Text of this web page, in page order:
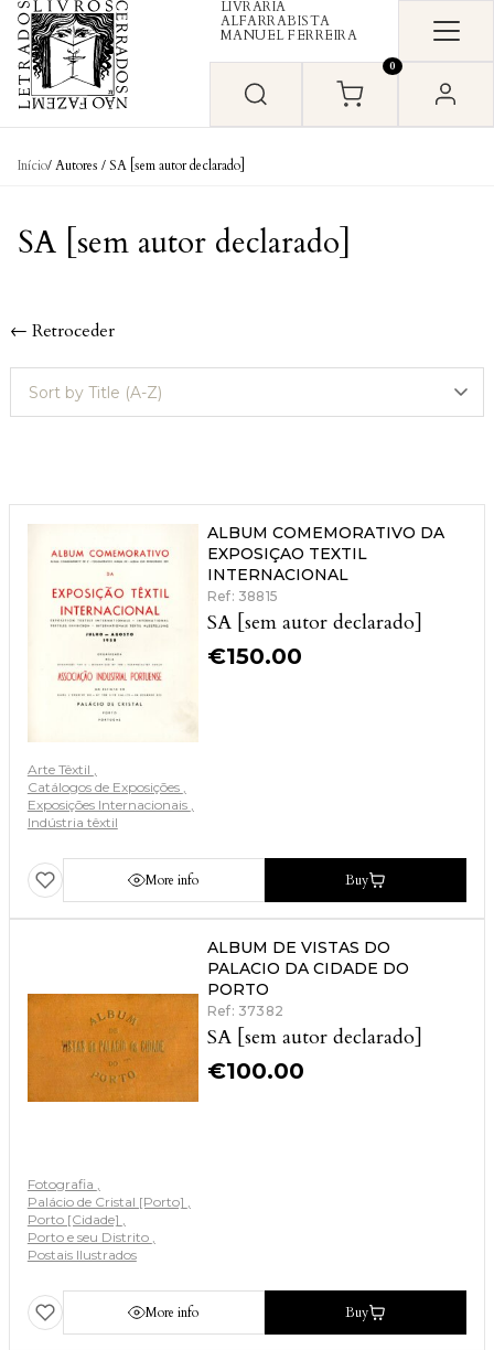
Skip to content
LIVRARIA
ALFARRABISTA
MANUEL FERREIRA
0
Início/ Autores / SA [sem autor declarado]
SA [sem autor declarado]
← Retroceder
ALBUM COMEMORATIVO DA
EXPOSIÇAO TEXTIL
INTERNACIONAL
Ref: 38815
SA [sem autor declarado]
€150.00
Arte Têxtil
Catálogos de Exposições
Exposições Internacionais
Indústria têxtil
More info Buy
ALBUM DE VISTAS DO
PALACIO DA CIDADE DO
PORTO
Ref: 37382
SA [sem autor declarado]
€100.00
Fotografia
Palácio de Cristal [Porto]
Porto [Cidade]
Porto e seu Distrito
Postais Ilustrados
More info Buy